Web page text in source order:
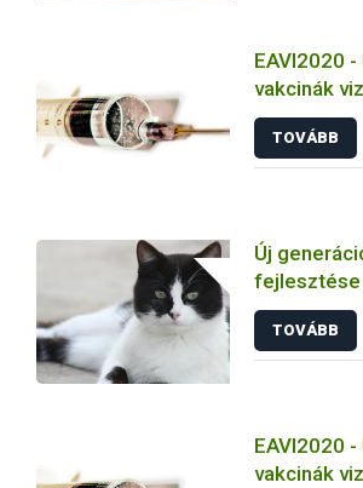
EAVI2020
vakcinák
állatokon
TOVÁBB
Új
fejlesztése
fertőzése
TOVÁBB
EAVI2020
vakcinák